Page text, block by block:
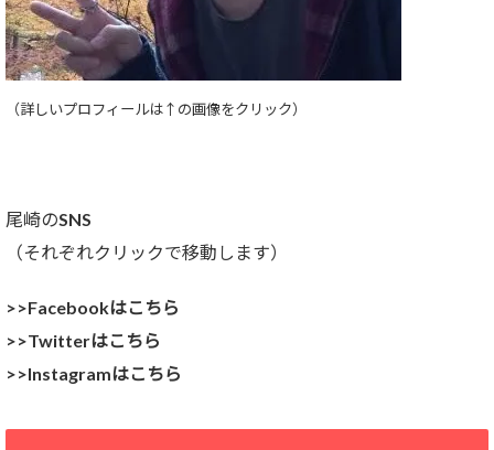
（詳しいプロフィールは↑の画像をクリック）
尾崎のSNS
（それぞれクリックで移動します）
>>Facebookはこちら
>>Twitterはこちら
>>Instagramはこちら